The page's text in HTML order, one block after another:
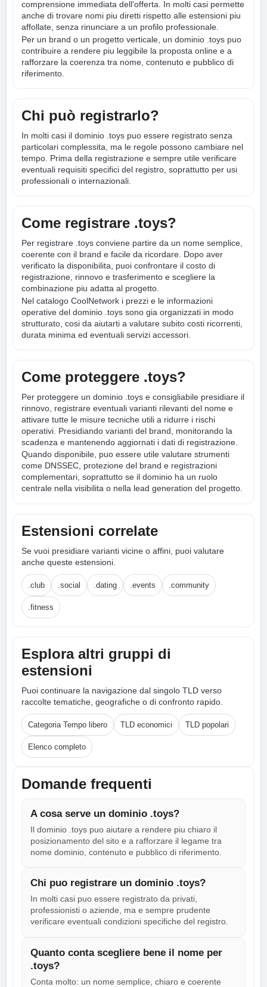
comprensione immediata dell'offerta. In molti casi permette
anche di trovare nomi piu diretti rispetto alle estensioni piu
affollate, senza rinunciare a un profilo professionale.
Per un brand o un progetto verticale, un dominio .toys puo
contribuire a rendere piu leggibile la proposta online e a
rafforzare la coerenza tra nome, contenuto e pubblico di
riferimento.
Chi può registrarlo?
In molti casi il dominio .toys puo essere registrato senza
particolari complessita, ma le regole possono cambiare nel
tempo. Prima della registrazione e sempre utile verificare
eventuali requisiti specifici del registro, soprattutto per usi
professionali o internazionali.
Come registrare .toys?
Per registrare .toys conviene partire da un nome semplice,
coerente con il brand e facile da ricordare. Dopo aver
verificato la disponibilita, puoi confrontare il costo di
registrazione, rinnovo e trasferimento e scegliere la
combinazione piu adatta al progetto.
Nel catalogo CoolNetwork i prezzi e le informazioni
operative del dominio .toys sono gia organizzati in modo
strutturato, cosi da aiutarti a valutare subito costi ricorrenti,
durata minima ed eventuali servizi accessori.
Come proteggere .toys?
Per proteggere un dominio .toys e consigliabile presidiare il
rinnovo, registrare eventuali varianti rilevanti del nome e
attivare tutte le misure tecniche utili a ridurre i rischi
operativi. Presidiando varianti del brand, monitorando la
scadenza e mantenendo aggiornati i dati di registrazione.
Quando disponibile, puo essere utile valutare strumenti
come DNSSEC, protezione del brand e registrazioni
complementari, soprattutto se il dominio ha un ruolo
centrale nella visibilita o nella lead generation del progetto.
Estensioni correlate
Se vuoi presidiare varianti vicine o affini, puoi valutare
anche queste estensioni.
.club .social .dating .events .community
.fitness
Esplora altri gruppi di
estensioni
Puoi continuare la navigazione dal singolo TLD verso
raccolte tematiche, geografiche o di confronto rapido.
Categoria Tempo libero TLD economici TLD popolari
Elenco completo
Domande frequenti
A cosa serve un dominio .toys?
Il dominio .toys puo aiutare a rendere piu chiaro il
posizionamento del sito e a rafforzare il legame tra
nome dominio, contenuto e pubblico di riferimento.
Chi puo registrare un dominio .toys?
In molti casi puo essere registrato da privati,
professionisti o aziende, ma e sempre prudente
verificare eventuali condizioni specifiche del registro.
Quanto conta scegliere bene il nome per
.toys?
Conta molto: un nome semplice, chiaro e coerente